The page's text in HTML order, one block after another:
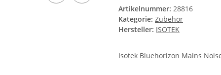
Artikelnummer: 28816
Kategorie: Zubehör
Hersteller: ISOTEK
Isotek Bluehorizon Mains